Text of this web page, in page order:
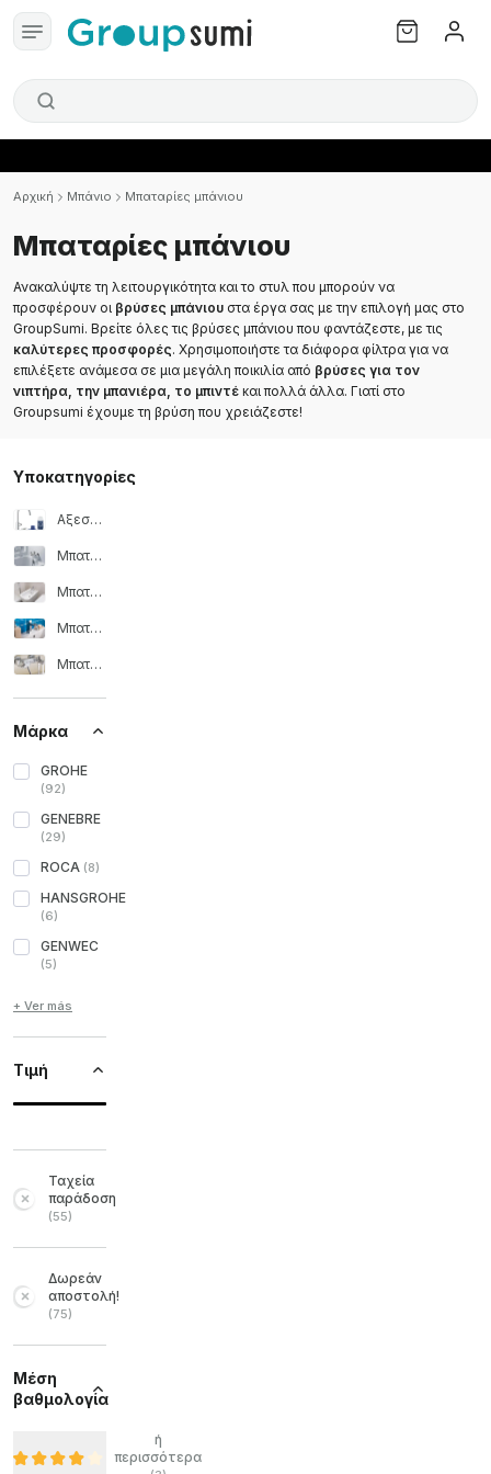
Αρχική Μπάνιο Μπαταρίες μπάνιου
Μπαταρίες μπάνιου
Ανακαλύψτε τη λειτουργικότητα και το στυλ που μπορούν να
προσφέρουν οι βρύσες μπάνιου στα έργα σας με την επιλογή μας στο
GroupSumi. Βρείτε όλες τις βρύσες μπάνιου που φαντάζεστε, με τις
καλύτερες προσφορές. Χρησιμοποιήστε τα διάφορα φίλτρα για να
επιλέξετε ανάμεσα σε μια μεγάλη ποικιλία από βρύσες για τον
νιπτήρα, την μπανιέρα, το μπιντέ και πολλά άλλα. Γιατί στο
Groupsumi έχουμε τη βρύση που χρειάζεστε!
Υποκατηγορίες
Αξεσουάρ για μπαταρίες
Μπαταρίες μπανιέρας
Μπαταρίες μπιντέ
Μπαταρίες νιπτήρα
Μπαταρίες ντους
Μάρκα
GROHE
(92)
GENEBRE
(29)
ROCA (8)
HANSGROHE
(6)
GENWEC
(5)
+ Ver más
Τιμή
Ταχεία
παράδοση
(55)
Δωρεάν
αποστολή!
(75)
Μέση
βαθμολογία
ή
περισσότερα